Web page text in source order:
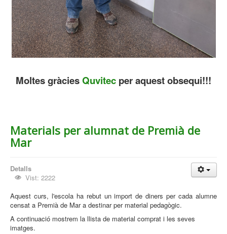
Moltes gràciesQuvitec per aquest obsequi!!!
Materials per alumnat de Premià de
Mar
Detalls
Vist: 2222
Aquest curs, l'escola ha rebut un import de diners per cada alumne
censat a Premià de Mar a destinar per material pedagògic.
A continuació mostrem la llista de material comprat i les seves
imatges.